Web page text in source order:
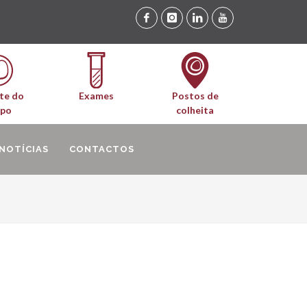
do
Exames
Postos de
colheita
CONTACTOS